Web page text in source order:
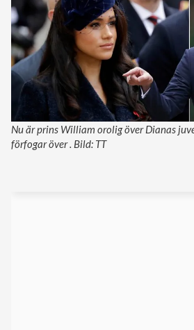
Nu är prins William orolig över Dianas
förfogar över . Bild: TT